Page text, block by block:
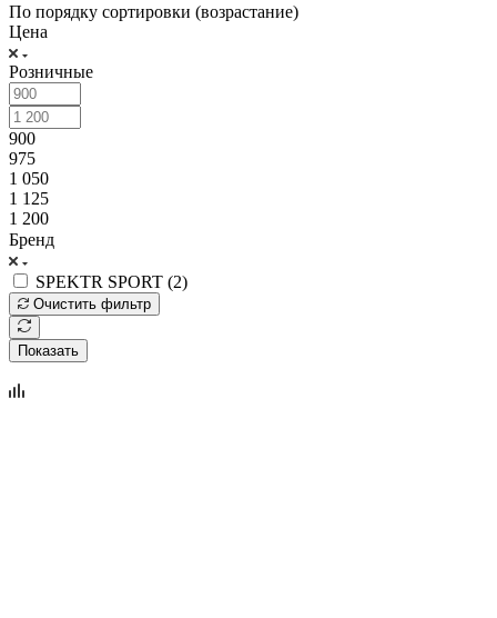
По порядку сортировки (возрастание)
Цена
Розничные
900
975
1 050
1 125
1 200
Бренд
SPEKTR SPORT (2)
Очистить фильтр
Показать